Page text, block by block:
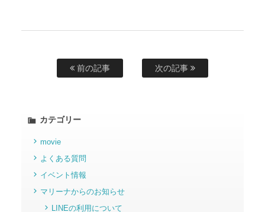
前の記事 次の記事
カテゴリー
movie
よくある質問
イベント情報
マリーナからのお知らせ
LINEの利用について